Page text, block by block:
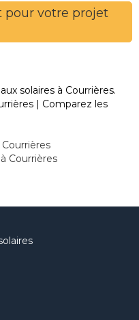
pour votre projet
solaires à Courrières.
| Comparez les
Courrières